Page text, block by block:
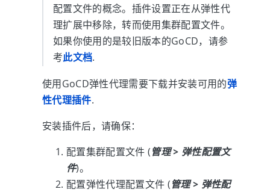
配置文件的概念。插件设置正在从弹性代
理扩展中移除，转而使用集群配置文件。
如果你使用的是较旧版本的GoCD，请参
考此文档.
使用GoCD弹性代理需要下载并安装可用的弹
性代理插件.
安装插件后，请确保：
配置集群配置文件 (管理 > 弹性配置文
件)。
配置弹性代理配置文件 (管理 > 弹性配